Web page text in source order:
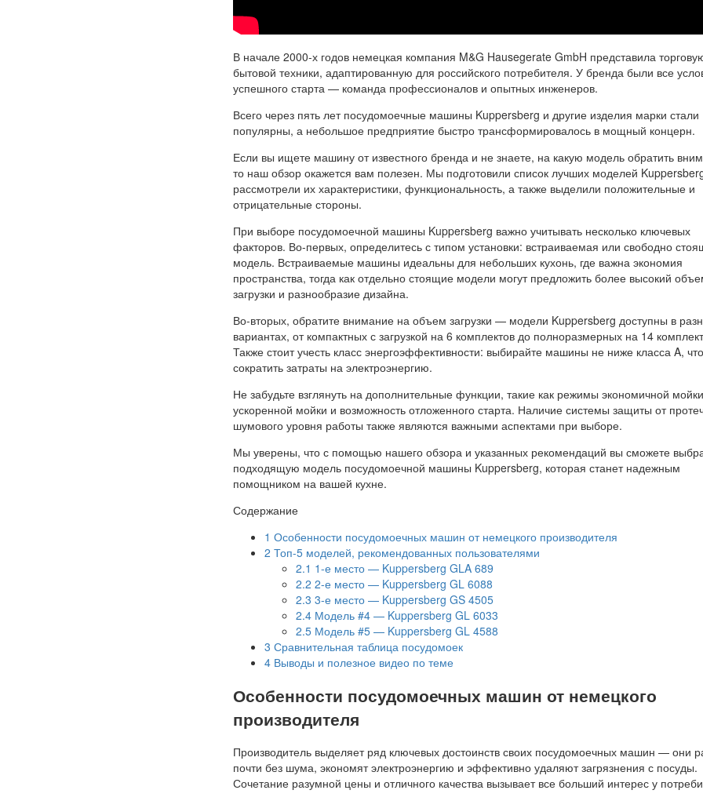
В начале 2000-х годов немецкая компания M&G Hausegerate GmbH представила
бытовой техники, адаптированную для российского потребителя. У бренда были все
успешного старта — команда профессионалов и опытных инженеров.
Всего через пять лет посудомоечные машины Kuppersberg и другие изделия марки стали
популярны, а небольшое предприятие быстро трансформировалось в мощный концерн.
Если вы ищете машину от известного бренда и не знаете, на какую модель обратить
то наш обзор окажется вам полезен. Мы подготовили список лучших моделей
рассмотрели их характеристики, функциональность, а также выделили положительные и
отрицательные стороны.
При выборе посудомоечной машины Kuppersberg важно учитывать несколько ключевых
факторов. Во-первых, определитесь с типом установки: встраиваемая или свободно
модель. Встраиваемые машины идеальны для небольших кухонь, где важна экономия
пространства, тогда как отдельно стоящие модели могут предложить более высокий
загрузки и разнообразие дизайна.
Во-вторых, обратите внимание на объем загрузки — модели Kuppersberg доступны в
вариантах, от компактных с загрузкой на 6 комплектов до полноразмерных на 14
Также стоит учесть класс энергоэффективности: выбирайте машины не ниже класса A,
сократить затраты на электроэнергию.
Не забудьте взглянуть на дополнительные функции, такие как режимы экономичной
ускоренной мойки и возможность отложенного старта. Наличие системы защиты от
шумового уровня работы также являются важными аспектами при выборе.
Мы уверены, что с помощью нашего обзора и указанных рекомендаций вы сможете
подходящую модель посудомоечной машины Kuppersberg, которая станет надежным
помощником на вашей кухне.
Содержание
1 Особенности посудомоечных машин от немецкого производителя
2 Топ-5 моделей, рекомендованных пользователями
2.1 1-е место — Kuppersberg GLA 689
2.2 2-е место — Kuppersberg GL 6088
2.3 3-е место — Kuppersberg GS 4505
2.4 Модель #4 — Kuppersberg GL 6033
2.5 Модель #5 — Kuppersberg GL 4588
3 Сравнительная таблица посудомоек
4 Выводы и полезное видео по теме
Особенности посудомоечных машин от немецкого
производителя
Производитель выделяет ряд ключевых достоинств своих посудомоечных машин — они
почти без шума, экономят электроэнергию и эффективно удаляют загрязнения с посуды.
Сочетание разумной цены и отличного качества вызывает все больший интерес у